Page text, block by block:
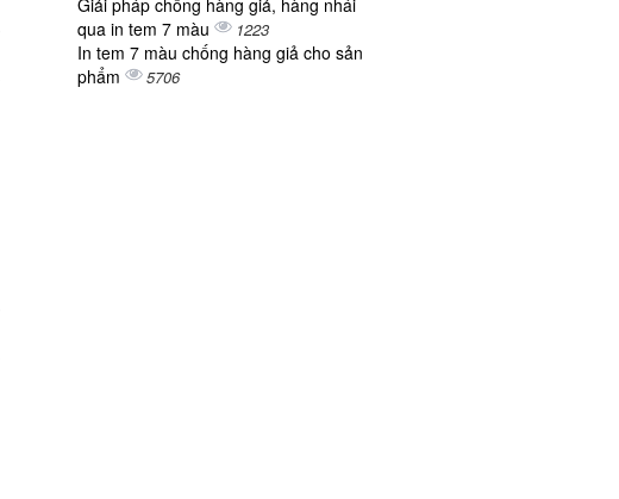
Giải pháp chống hàng giả, hàng nhái
qua in tem 7 màu
1223
In tem 7 màu chống hàng giả cho sản
phẩm
5706